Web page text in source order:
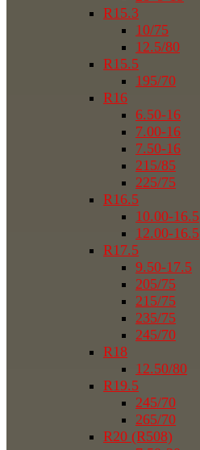
R15.3
10/75
12.5/80
R15.5
195/70
R16
6.50-16
7.00-16
7.50-16
215/85
225/75
R16.5
10.00-16.5
12.00-16.5
R17.5
9.50-17.5
205/75
215/75
235/75
245/70
R18
12.50/80
R19.5
245/70
265/70
R20 (R508)